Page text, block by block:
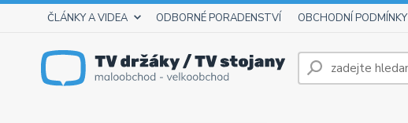
ČLÁNKY A VIDEA ODBORNÉ PORADENSTVÍ OBCHODNÍ PODMÍNKY